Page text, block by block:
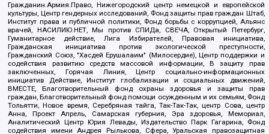
Гражданин.Армия.Право, Нижегородский центр немецкой и европейской
культуры, Центр гендерных исследований, Фонд защиты прав граждан Штаб,
Институт права и публичной политики, Фонд борьбы с коррупцией, Альянс
врачей, НАСИЛИЮ.НЕТ, Мы против СПИДа, СВЕЧА, Открытый Петербург,
Гуманитарное действие, Лига Избирателей, Правовая инициатива,
Гражданская инициатива против экологической преступности,
Гражданский Союз, "Хасдей Ерушалаим" (Милосердие), Центр поддержки и
содействия развитию средств массовой информации, В защиту прав
заключенных, Горячая Линия, Центр социально-информационных
инициатив Действие, Институт глобализации и социальных движений,
ВМЕСТЕ, Благотворительный фонд охраны здоровья и защиты прав
граждан, Благотворительный фонд помощи осужденным и их семьям, Фонд
Тольятти, Новое время, Серебряная тайга, Так-Так-Так, центр Сова, центр
Анна, Проект Апрель, Самарская губерния, Эра здоровья, Мемориал,
Аналитический Центр Юрия Левады, Издательство Парк Гагарина, Фонд
содействия имени Андрея Рылькова, Сфера, Уральская правозащитная